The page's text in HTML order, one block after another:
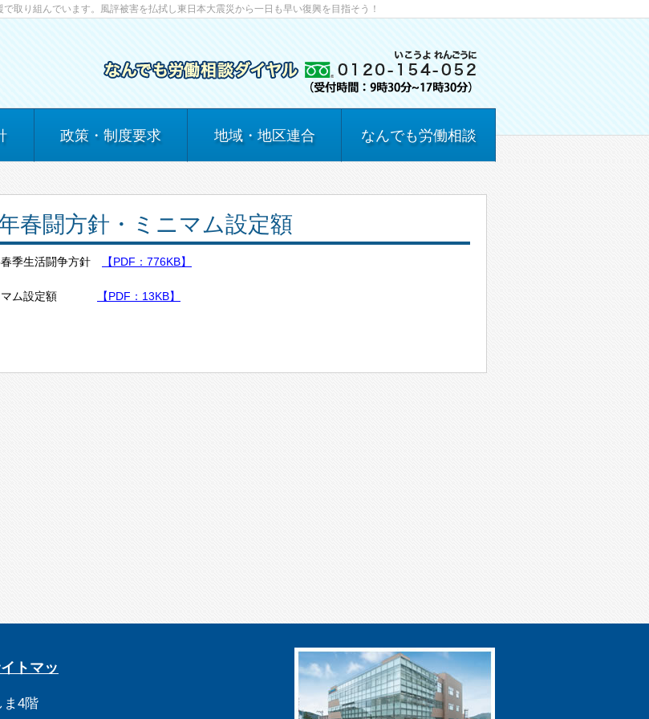
取り組んでいます。風評被害を払拭し東日本大震災から一日も早い復興を目指そう！
政策・制度要求 地域・地区連合 なんでも労働相談
春闘方針・ミニマム設定額
季生活闘争方針 【PDF：776KB】
ニマム設定額 【PDF：13KB】
4階
トマッ